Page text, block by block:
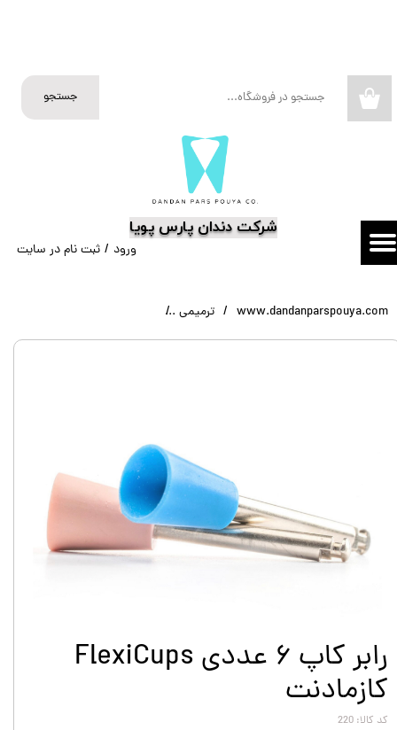
​شرکت دندان پارس پویا
جستجو
ورود / ثبت نام در سایت
تغییر گذر واژه
سفارشات
www.dandanparspouya.com ترمیمی
رابر کاپ ۶ عددی FlexiCups
کازمادنت
کد کالا: 220